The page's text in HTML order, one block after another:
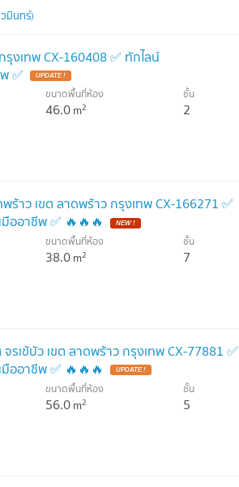
มินทร์)
งเทพ CX-160408 ✅ ทักไลน์
✅
UPDATE !
ขนาดพื้นที่ห้อง
46.0m2
ชั้น
2
ร้าว เขต ลาดพร้าว กรุงเทพ CX-166271 ✅
ออาชีพ ✅ 🔥🔥🔥
NEW !
ขนาดพื้นที่ห้อง
38.0m2
ชั้น
7
รเข้บัว เขต ลาดพร้าว กรุงเทพ CX-77881 ✅
ออาชีพ ✅ 🔥🔥🔥
UPDATE !
ขนาดพื้นที่ห้อง
56.0m2
ชั้น
5